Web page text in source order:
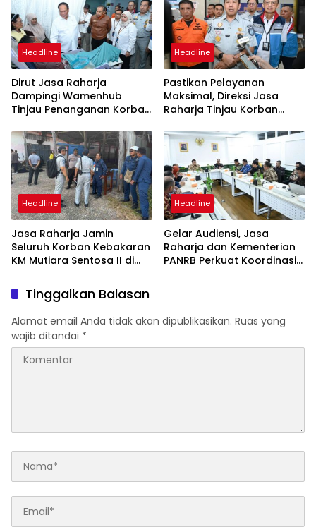
Headline
Dirut Jasa Raharja
Dampingi Wamenhub
Tinjau Penanganan Korban
PHC Surabaya
Headline
Pastikan Pelayanan
Maksimal, Direksi Jasa
Raharja Tinjau Korban
Sentosa II
Headline
Jasa Raharja Jamin
Seluruh Korban Kebakaran
KM Mutiara Sentosa II di
Headline
Gelar Audiensi, Jasa
Raharja dan Kementerian
PANRB Perkuat Koordinasi
Tinggalkan Balasan
Alamat email Anda tidak akan dipublikasikan. Ruas yang
wajib ditandai *